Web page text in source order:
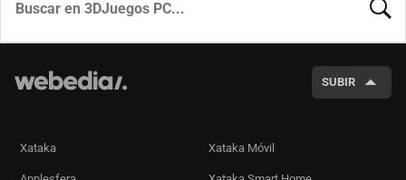
SUBIR
Xataka Xataka Móvil